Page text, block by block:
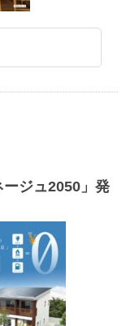
ジュ2050」発